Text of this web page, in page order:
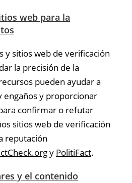
web para la
y sitios web de verificación
la precisión de la
pueden ayudar a
engaños y proporcionar
confirmar o refutar
sitios web de verificación
reputación
y PolitiFact.
y el contenido